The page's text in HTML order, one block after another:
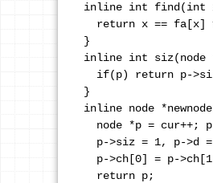
inline int find(int
return x == fa[x]
}
inline int siz(node
if(p) return p-
}
inline node
node *p = cur++;
p->siz = 1, p->d
p->ch[0] = p-
  return p;